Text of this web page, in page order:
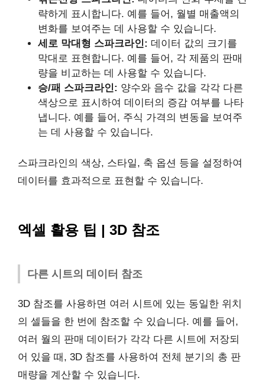
략하게 표시합니다. 예를 들어, 월별 매출액의
변화를 보여주는 데 사용할 수 있습니다.
세로 막대형 스파크라인: 데이터 값의 크기를
막대로 표현합니다. 예를 들어, 각 제품의 판매
량을 비교하는 데 사용할 수 있습니다.
승/패 스파크라인: 양수와 음수 값을 각각 다른
색상으로 표시하여 데이터의 증감 여부를 나타
냅니다. 예를 들어, 주식 가격의 변동을 보여주
는 데 사용할 수 있습니다.
스파크라인의 색상, 스타일, 축 옵션 등을 설정하여
데이터를 효과적으로 표현할 수 있습니다.
엑셀 활용 팁 | 3D 참조
다른 시트의 데이터 참조
3D 참조를 사용하면 여러 시트에 있는 동일한 위치
의 셀들을 한 번에 참조할 수 있습니다. 예를 들어,
여러 월의 판매 데이터가 각각 다른 시트에 저장되
어 있을 때, 3D 참조를 사용하여 전체 분기의 총 판
매량을 계산할 수 있습니다.